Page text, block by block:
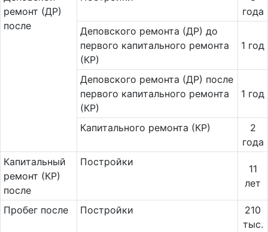
ремонт (ДР)
после
года
Деповского ремонта (ДР) до
первого капитального ремонта
(КР)
1 год
Деповского ремонта (ДР) после
первого капитального ремонта
(КР)
1 год
Капитального ремонта (КР)
2
года
Ка­пи­таль­ный
ремонт (КР)
после
Постройки
11
лет
Пробег после Постройки
210
тыс.